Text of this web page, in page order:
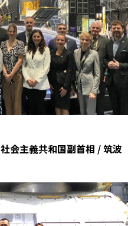
会主義共和国副首相 / 筑波